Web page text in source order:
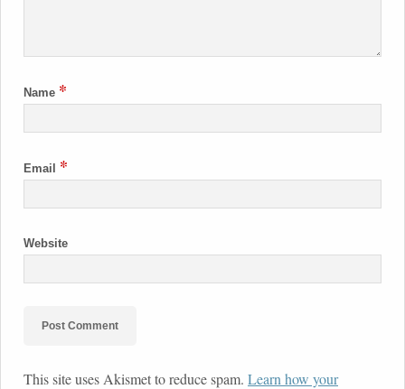
Name *
Email *
Website
This site uses Akismet to reduce spam. Learn how your